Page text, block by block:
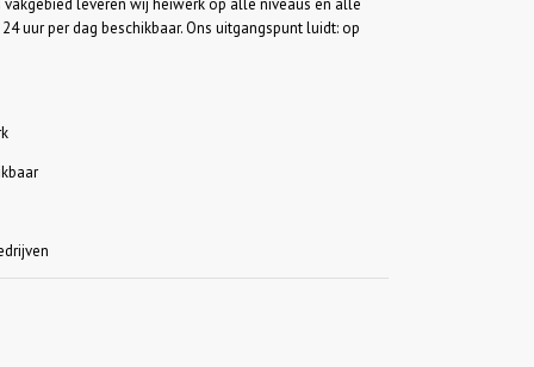
uur per dag beschikbaar. Ons uitgangspunt luidt: op